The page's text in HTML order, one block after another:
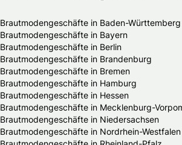
Brautmodengeschäfte in Baden-Württemberg
Brautmodengeschäfte in Bayern
Brautmodengeschäfte in Berlin
Brautmodengeschäfte in Brandenburg
Brautmodengeschäfte in Bremen
Brautmodengeschäfte in Hamburg
Brautmodengeschäfte in Hessen
Brautmodengeschäfte in Mecklenburg-
Brautmodengeschäfte in Niedersachsen
Brautmodengeschäfte in Nordrhein-Westfalen